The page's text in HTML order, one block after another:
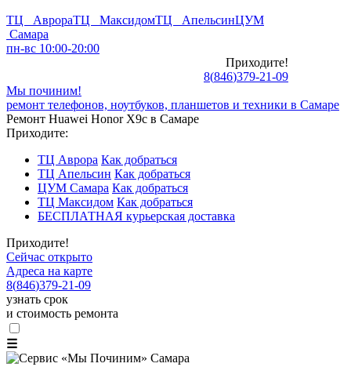
ТЦ АврораТЦ МаксидомТЦ АпельсинЦУМ
Самара
пн-вс 10:00-20:00
Приходите!
8(846)379-21-09
Мы починим!
ремонт телефонов, ноутбуков, планшетов и техники в Самаре
Ремонт Huawei Honor X9c в Самаре
Приходите:
ТЦ Аврора Как добраться
ТЦ Апельсин Как добраться
ЦУМ Самара Как добраться
ТЦ Максидом Как добраться
БЕСПЛАТНАЯ курьерская доставка
Приходите!
Сейчас открыто
Адреса на карте
8(846)379-21-09
узнать срок
и стоимость ремонта
☰